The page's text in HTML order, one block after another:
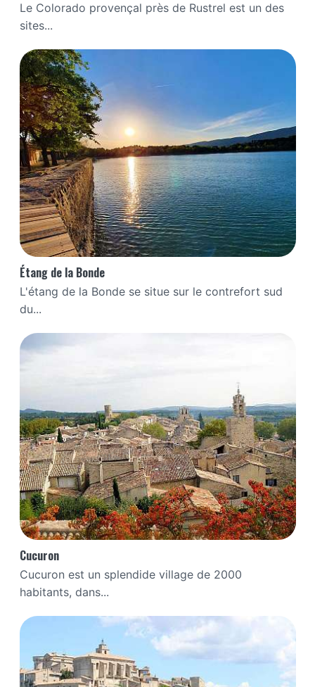
Le Colorado provençal près de Rustrel est un des
sites...
Étang de la Bonde
L'étang de la Bonde se situe sur le contrefort sud
du...
Cucuron
Cucuron est un splendide village de 2000
habitants, dans...